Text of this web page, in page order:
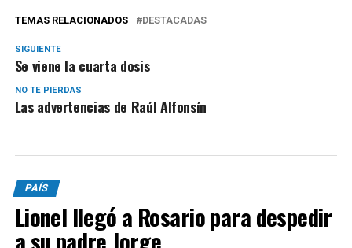
TEMAS RELACIONADOS DESTACADAS
SIGUIENTE
Se viene la cuarta dosis
NO TE PIERDAS
Las advertencias de Raúl Alfonsín
PAÍS
Lionel llegó a Rosario para despedir
a su padre Jorge